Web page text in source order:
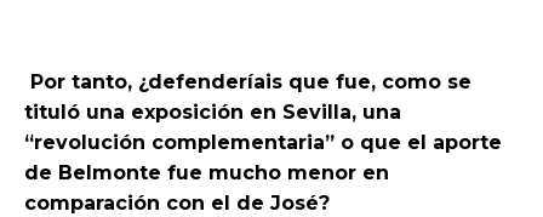
Por tanto, ¿defenderíais que fue, como se
tituló una exposición en Sevilla, una
“revolución complementaria” o que el aporte
de Belmonte fue mucho menor en
comparación con el de José?